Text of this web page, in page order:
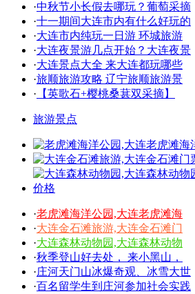
·中秋节小长假去哪玩？葡萄采摘
·十一期间大连市内有什么好玩的
·大连市内纯玩一日游 环城旅游
·大连夜景游几点开始？大连夜景
·大连景点大全 来大连都玩哪些
·旅顺旅游攻略 辽宁旅顺旅游景
· 【英歌石+樱桃桑葚双采摘】
旅游景点
·老虎滩海洋公园,大连老虎滩海
·大连金石滩旅游,大连金石滩门
·大连森林动物园,大连森林动物
·秋季登山好去处， 来小黑山，
·庄河天门山冰爆奇观、冰雪大世
·百名留学生到庄河参加社会实践